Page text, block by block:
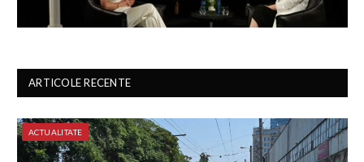
ARTICOLE RECENTE
ACTUALITATE